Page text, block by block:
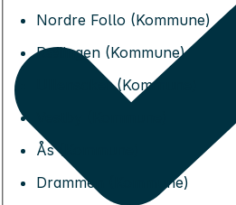
Nordre Follo (Kommune)
Rælingen (Kommune)
Ullensaker (Kommune)
Ås (Kommune)
Drammen (Kommune)